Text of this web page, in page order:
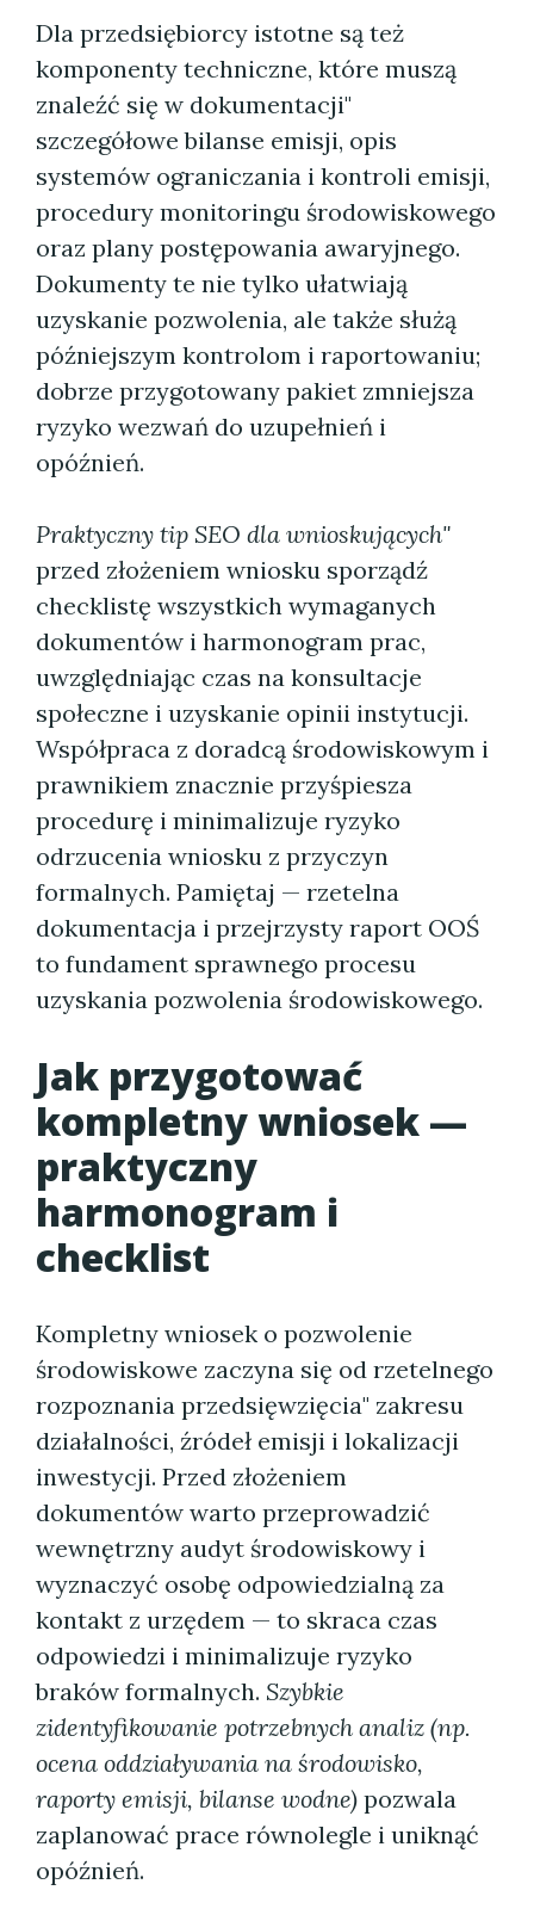
Dla przedsiębiorcy istotne są też
komponenty techniczne, które muszą
znaleźć się w dokumentacji"
szczegółowe bilanse emisji, opis
systemów ograniczania i kontroli emisji,
procedury monitoringu środowiskowego
oraz plany postępowania awaryjnego.
Dokumenty te nie tylko ułatwiają
uzyskanie pozwolenia, ale także służą
późniejszym kontrolom i raportowaniu;
dobrze przygotowany pakiet zmniejsza
ryzyko wezwań do uzupełnień i
opóźnień.
Praktyczny tip SEO dla wnioskujących"
przed złożeniem wniosku sporządź
checklistę wszystkich wymaganych
dokumentów i harmonogram prac,
uwzględniając czas na konsultacje
społeczne i uzyskanie opinii instytucji.
Współpraca z doradcą środowiskowym i
prawnikiem znacznie przyśpiesza
procedurę i minimalizuje ryzyko
odrzucenia wniosku z przyczyn
formalnych. Pamiętaj — rzetelna
dokumentacja i przejrzysty raport OOŚ
to fundament sprawnego procesu
uzyskania pozwolenia środowiskowego.
Jak przygotować
kompletny wniosek —
praktyczny
harmonogram i
checklist
Kompletny wniosek o pozwolenie
środowiskowe zaczyna się od rzetelnego
rozpoznania przedsięwzięcia" zakresu
działalności, źródeł emisji i lokalizacji
inwestycji. Przed złożeniem
dokumentów warto przeprowadzić
wewnętrzny audyt środowiskowy i
wyznaczyć osobę odpowiedzialną za
kontakt z urzędem — to skraca czas
odpowiedzi i minimalizuje ryzyko
braków formalnych. Szybkie
zidentyfikowanie potrzebnych analiz (np.
ocena oddziaływania na środowisko,
raporty emisji, bilanse wodne) pozwala
zaplanować prace równolegle i uniknąć
opóźnień.